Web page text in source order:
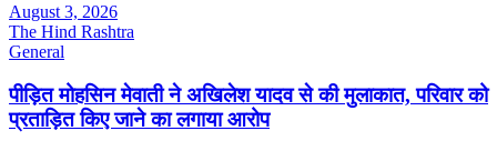
August 3, 2026
The Hind Rashtra
General
पीड़ित मोहसिन मेवाती ने अखिलेश यादव से की मुलाकात, परिवार को
प्रताड़ित किए जाने का लगाया आरोप